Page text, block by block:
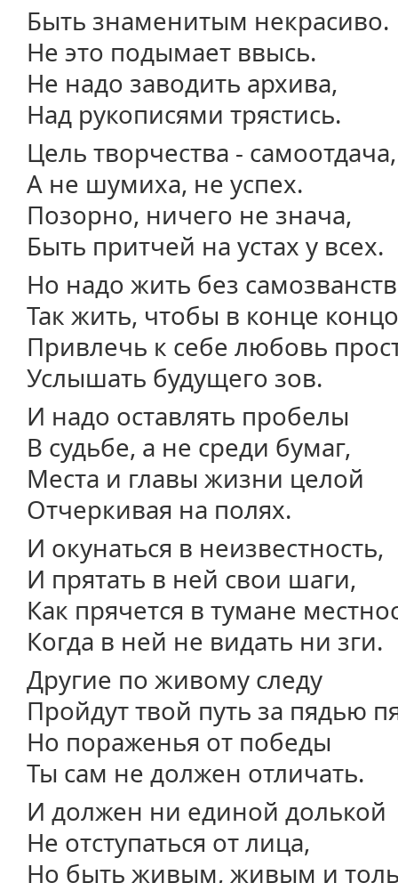
Быть знаменитым некрасиво.
Не это подымает ввысь.
Не надо заводить архива,
Над рукописями трястись.
Цель творчества - самоотдача,
А не шумиха, не успех.
Позорно, ничего не знача,
Быть притчей на устах у всех.
Но надо жить без
Так жить, чтобы в конце
Привлечь к себе любовь
Услышать будущего зов.
И надо оставлять пробелы
В судьбе, а не среди бумаг,
Места и главы жизни целой
Отчеркивая на полях.
И окунаться в неизвестность,
И прятать в ней свои шаги,
Как прячется в тумане
Когда в ней не видать ни зги.
Другие по живому следу
Пройдут твой путь за пядью
Но пораженья от победы
Ты сам не должен отличать.
И должен ни единой долькой
Не отступаться от лица,
Но быть живым, живым и